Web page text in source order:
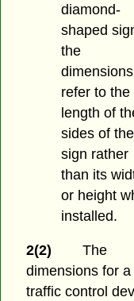
diamond-
shaped
the
dimensions
refer to the
length of
sides of the
sign rather
than its
or height
installed.
2(2)
The
dimensions for a
traffic control